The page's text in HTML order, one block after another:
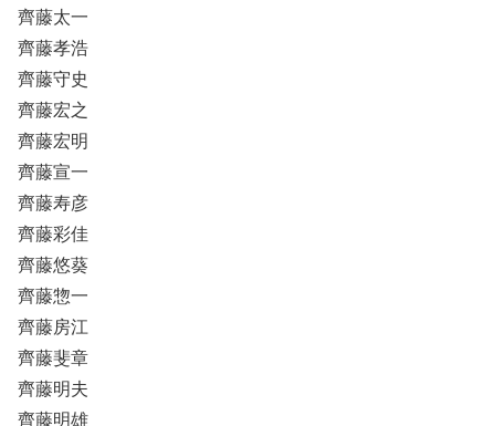
齊藤太一
齊藤孝浩
齊藤守史
齊藤宏之
齊藤宏明
齊藤宣一
齊藤寿彦
齊藤彩佳
齊藤悠葵
齊藤惣一
齊藤房江
齊藤斐章
齊藤明夫
齊藤明雄